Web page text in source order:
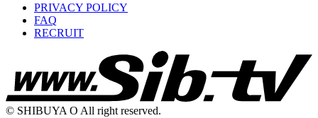
PRIVACY POLICY
FAQ
RECRUIT
© SHIBUYA O All right reserved.